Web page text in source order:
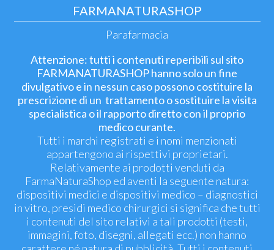
FARMANATURASHOP
Parafarmacia
Attenzione: tutti i contenuti reperibili sul sito
FARMANATURASHOP hanno solo un fine
divulgativo e in nessun caso possono costituire la
prescrizione di un trattamento o sostituire la visita
specialistica o il rapporto diretto con il proprio
medico curante.
Tutti i marchi registrati e i nomi menzionati
appartengono ai rispettivi proprietari.
Relativamente ai prodotti venduti da
FarmaNaturaShop ed aventi la seguente natura:
dispositivi medici e dispositivi medico – diagnostici
in vitro, presidi medico chirurgici si significa che tutti
i contenuti del sito relativi a tali prodotti (testi,
immagini, foto, disegni, allegati ecc.) non hanno